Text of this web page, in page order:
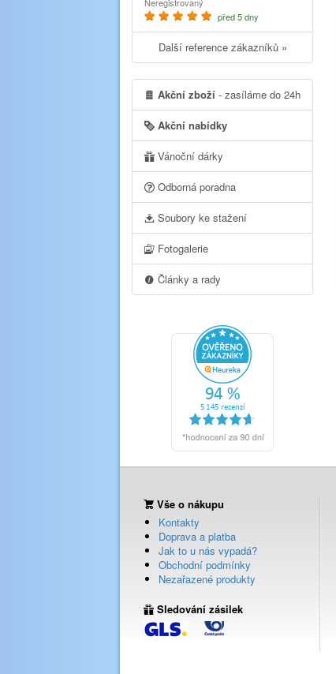
Neregistrovaný
před 5 dny
Další reference zákazníků »
Akční zboží - zasíláme do 24h
Akční nabídky
Vánoční dárky
Odborná poradna
Soubory ke stažení
Fotogalerie
Články a rady
Vše o nákupu
Kontakty
Doprava a platba
Jak to u nás vypadá?
Obchodní podmínky
Nezařazené produkty
Sledování zásilek